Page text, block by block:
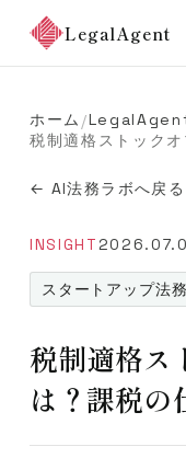
LegalAgent
ホーム /
← AI法務ラボへ戻る
INSIGHT
スタートアップ法務
税制適格ス
は？課税の